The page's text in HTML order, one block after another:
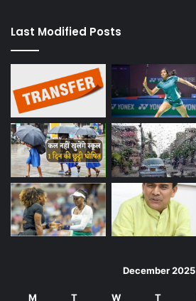
Last Modified Posts
December 2025
M T W T